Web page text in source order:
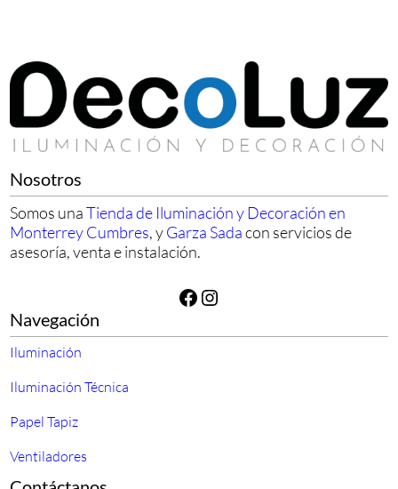
Nosotros
Somos unaTienda de Iluminación y Decoración en
Monterrey Cumbres, yGarza Sadacon servicios de
asesoría, venta e instalación.
Facebook Instagram
Navegación
Iluminación
Iluminación Técnica
Papel Tapiz
Ventiladores